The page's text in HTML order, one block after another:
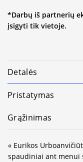
*Darbų iš partnerių
įsigyti tik vietoje.
Detalės
Pristatymas
Grąžinimas
« Eurikos
spaudiniai ant menui